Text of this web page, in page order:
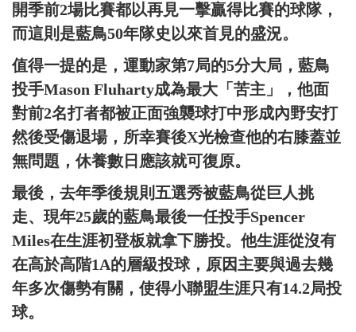
開季前2場比賽都以再見一擊贏得比賽的球隊，
而這則是藍鳥50年隊史以來首見的盛況。
值得一提的是，運動家第7局的5分大局，藍鳥
投手Mason Fluharty成為最大「苦主」，他面
對前2名打者都被正面強襲球打中形成內野安打
然後受傷退場，所幸賽後X光檢查他的右膝蓋並
無問題，休養數日應該就可復原。
最後，去年季後規則五選秀被藍鳥從巨人挑
走、現年25歲的藍鳥最後一任投手Spencer
Miles在生涯初登板就拿下勝投。他生涯從沒有
在高於高階1A的層級投球，原因主要與過去幾
年多次傷勢有關，使得小聯盟生涯只有14.2局投
球。